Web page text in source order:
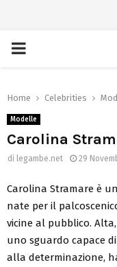
PRIMARY
Home Celebrities
Modelle
Carolina
di legambe.net 29
Carolina Stramare è
nate per il
vicine al pubblico.
uno sguardo capace
alla determinazione,